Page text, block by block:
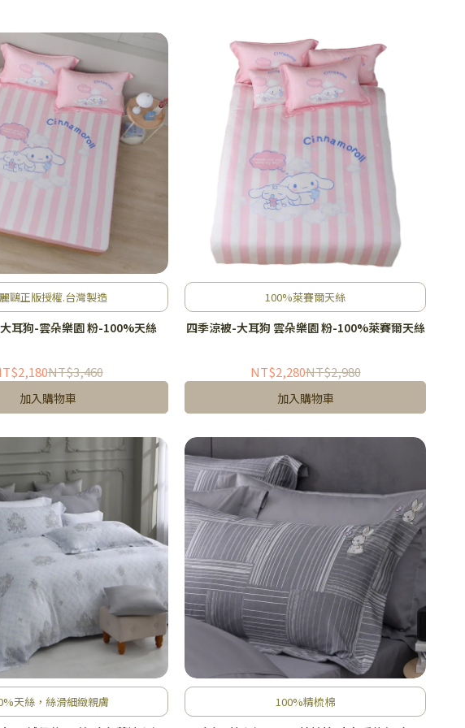
鷗正版授權.台灣製造
耳狗-雲朵樂園 粉-100%天絲
NT$3,460
加入購物車
100%萊賽爾天絲
四季涼被-大耳狗 雲朵樂園 粉-100%萊賽爾天絲
NT$2,280NT$2,980
加入購物車
天絲，絲滑細緻親膚 100%精梳棉